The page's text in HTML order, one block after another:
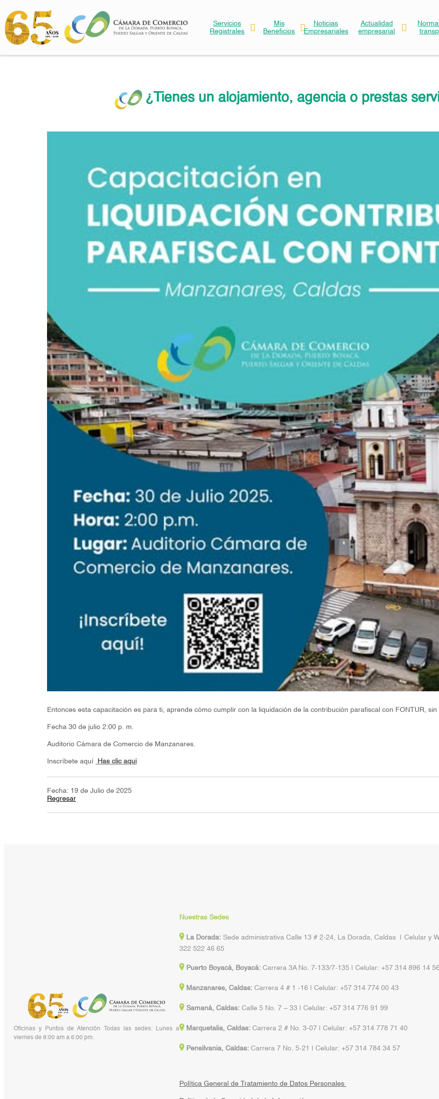
Servicios
Registrales
Mis
Beneficios
Noticias
Empresariales
Actualidad
empresarial
¿Tienes un alojamiento, agencia o prestas
Entonces esta capacitación es para ti, aprende cómo cumplir con la liquidación de la contribución parafiscal con FONTUR,
Fecha 30 de julio 2:00 p. m.
Auditorio Cámara de Comercio de Manzanares.
Inscríbete aquí Has clic aqui
Fecha: 19 de Julio de 2025
Regresar
Oficinas y Puntos de Atención Todas las sedes: Lunes a
viernes de 8:00 am a 6:00 pm.
Nuestras Sedes
La Dorada:Sede administrativa Calle 13 # 2-24, La Dorada, Caldas | Celular y
322 522 46 65
Puerto Boyacá, Boyacá:Carrera 3A No. 7-133/7-135 | Celular: +57 314 896 14
Manzanares, Caldas:Carrera 4 # 1 -16 | Celular: +57 314 774 00 43
Samaná, Caldas: Calle 5 No. 7 – 33 | Celular: +57 314 776 91 99
Marquetalia, Caldas:Carrera 2 # No. 3-07 | Celular: +57 314 778 71 40
Pensilvania, Caldas:Carrera 7 No. 5-21 | Celular: +57 314 784 34 57
Política General de Tratamiento de Datos Personales